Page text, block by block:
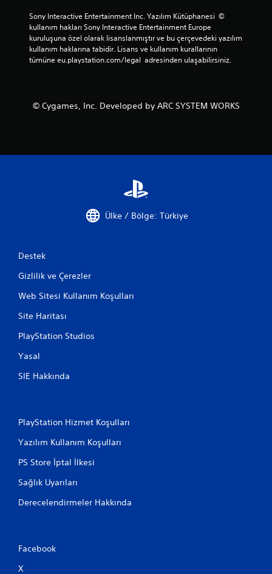
Sony Interactive Entertainment Inc. Yazılım Kütüphanesi  ©
kullanım hakları Sony Interactive Entertainment Europe
kuruluşuna özel olarak lisanslanmıştır ve bu çerçevedeki yazılım
kullanım haklarına tabidir. Lisans ve kullanım kurallarının
tümüne eu.playstation.com/legal  adresinden ulaşabilirsiniz.
© Cygames, Inc. Developed by ARC SYSTEM WORKS
Ülke / Bölge: Türkiye
Destek
Gizlilik ve Çerezler
Web Sitesi Kullanım Koşulları
Site Haritası
PlayStation Studios
Yasal
SIE Hakkında
PlayStation Hizmet Koşulları
Yazılım Kullanım Koşulları
PS Store İptal İlkesi
Sağlık Uyarıları
Derecelendirmeler Hakkında
Facebook
X